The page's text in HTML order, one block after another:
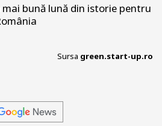
bună lună din istorie pentru
Sursa green.start-up.ro